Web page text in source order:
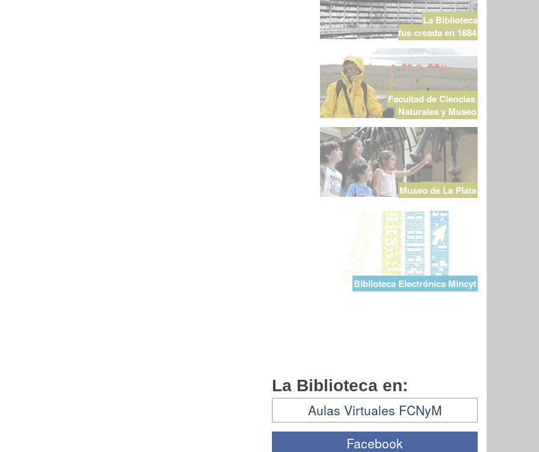
La Biblioteca
fue creada en 1884
Facultad de Ciencias
Naturales y Museo
Museo de La Plata
Biblioteca Electrónica Mincyt
La Biblioteca en:
Aulas Virtuales FCNyM
Facebook